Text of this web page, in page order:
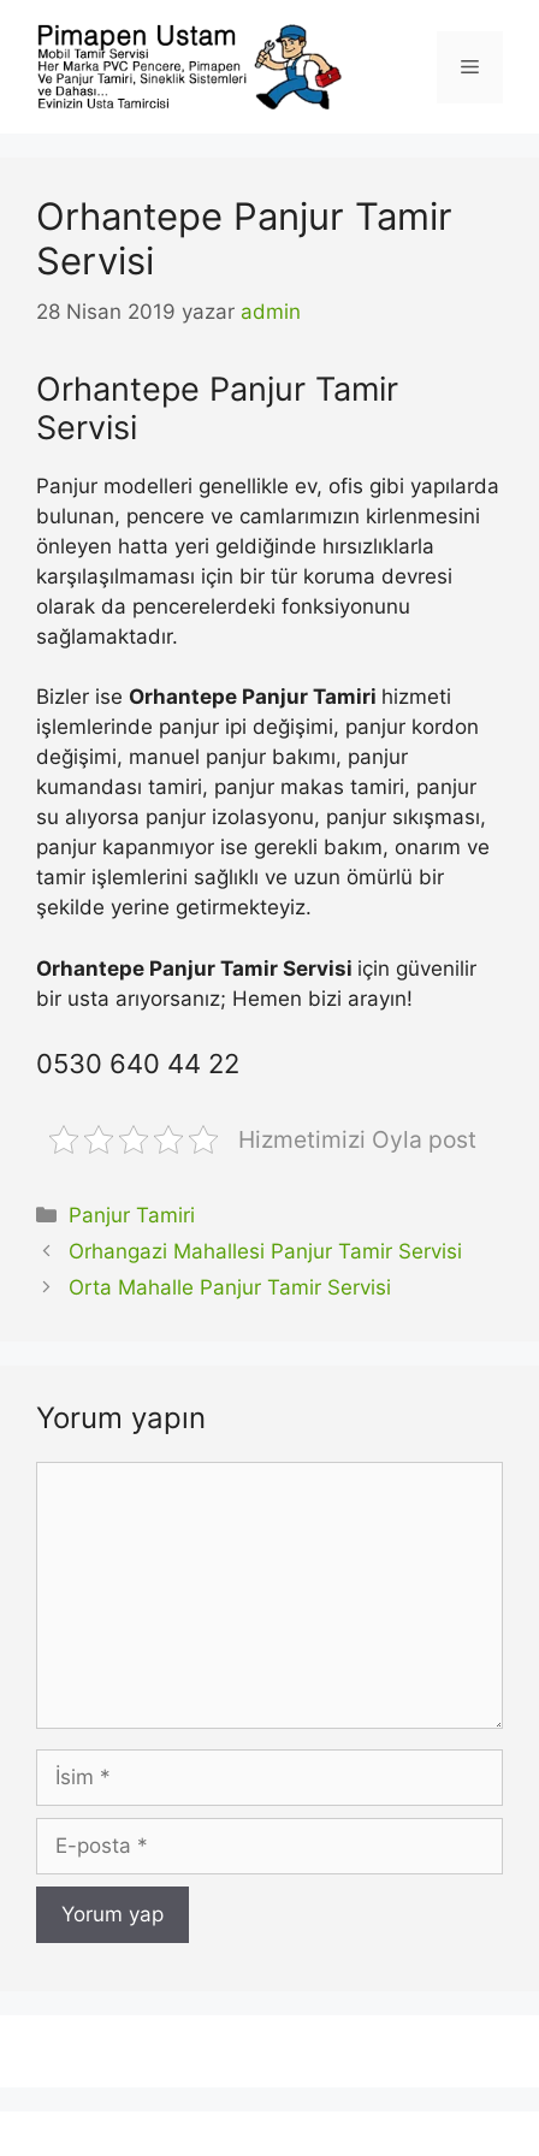
Menü
Orhantepe Panjur Tamir
Servisi
28 Nisan 2019 yazar admin
Orhantepe Panjur Tamir
Servisi
Panjur modelleri genellikle ev, ofis gibi yapılarda
bulunan, pencere ve camlarımızın kirlenmesini
önleyen hatta yeri geldiğinde hırsızlıklarla
karşılaşılmaması için bir tür koruma devresi
olarak da pencerelerdeki fonksiyonunu
sağlamaktadır.
Bizler ise Orhantepe Panjur Tamiri hizmeti
işlemlerinde panjur ipi değişimi, panjur kordon
değişimi, manuel panjur bakımı, panjur
kumandası tamiri, panjur makas tamiri, panjur
su alıyorsa panjur izolasyonu, panjur sıkışması,
panjur kapanmıyor ise gerekli bakım, onarım ve
tamir işlemlerini sağlıklı ve uzun ömürlü bir
şekilde yerine getirmekteyiz.
Orhantepe Panjur Tamir Servisi için güvenilir
bir usta arıyorsanız; Hemen bizi arayın!
0530 640 44 22
Hizmetimizi Oyla post
Kategoriler
Panjur Tamiri
Orhangazi Mahallesi Panjur Tamir Servisi
Orta Mahalle Panjur Tamir Servisi
Yorum yapın
İsim
posta